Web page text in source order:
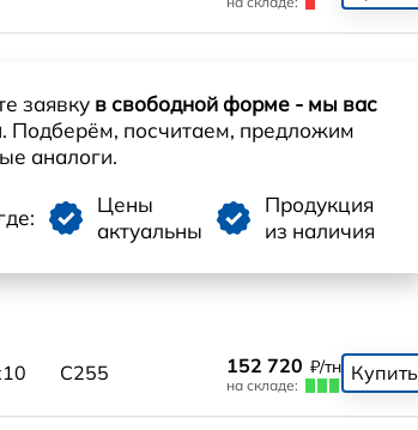
заявку в свободной форме - мы вас
. Подберём, посчитаем, предложим
аналоги.
Цены
актуальны
Продукция
из наличия
С255 152 720 ₽/тн
на складе:
Купить